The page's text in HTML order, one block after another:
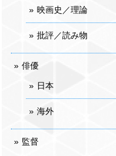
映画史／理論
批評／読み物
俳優
日本
海外
監督